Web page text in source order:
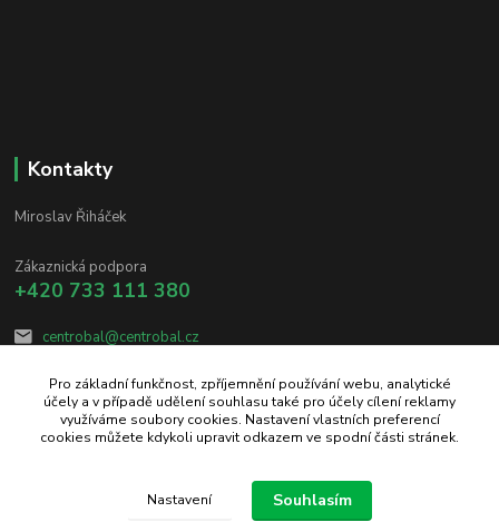
Kontakty
Miroslav Řiháček
Zákaznická podpora
+420 733 111 380
centrobal@centrobal.cz
Upravit sběr cookies.
Pro základní funkčnost, zpříjemnění používání webu, analytické
účely a v případě udělení souhlasu také pro účely cílení reklamy
využíváme soubory cookies. Nastavení vlastních preferencí
cookies můžete kdykoli upravit odkazem ve spodní části stránek.
Nastavení Souhlasím